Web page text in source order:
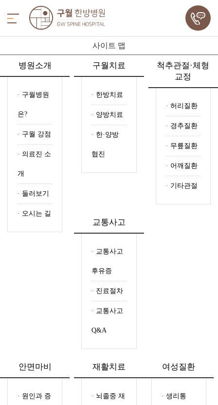
사이트 맵
병원소개
· 구월병원
은?
· 구월 강점
· 의료진 소
개
· 둘러보기
· 오시는 길
구월치료
· 한방치료
· 양방치료
· 한·양방
협진
척추관절·체형
교정
· 허리질환
· 경추질환
· 무릎질환
· 어깨질환
· 기타관절
교통사고
· 교통사고
후유증
· 진료절차
· 교통사고
Q&A
안면마비
· 원인과 증
재활치료
· 뇌졸중 재
여성질환
· 생리통